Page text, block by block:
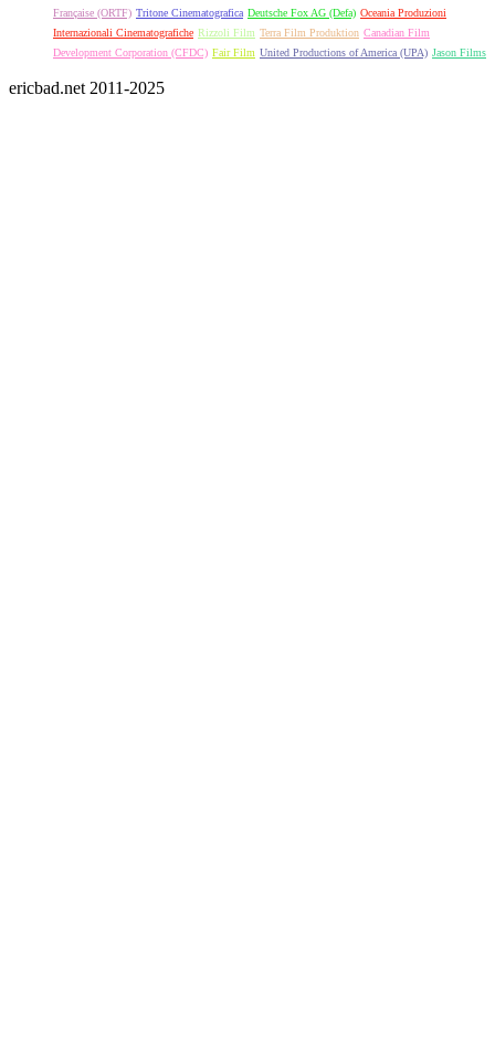
Française (ORTF) Tritone Cinematografica Deutsche Fox AG (Defa) Oceania Produzioni
Internazionali Cinematografiche Rizzoli Film Terra Film Produktion Canadian Film
Development Corporation (CFDC) Fair Film United Productions of America (UPA) Jason Films
ericbad.net 2011-2025